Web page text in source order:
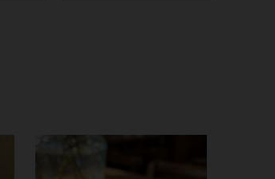
66K